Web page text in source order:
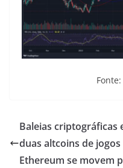
Baleias criptográficas
duas altcoins de
Ethereum se movem